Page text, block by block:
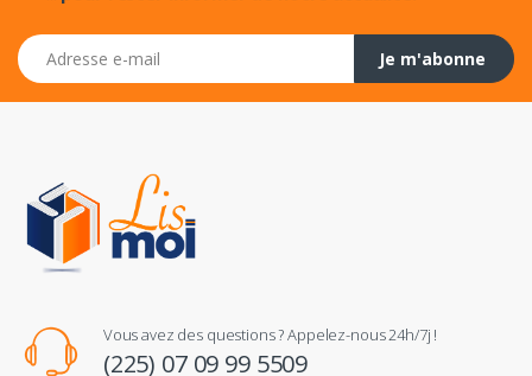
Adresse e-mail
Je m'abonne
Vous avez des questions ? Appelez-nous 24h/7j !
(225) 07 09 99 5509